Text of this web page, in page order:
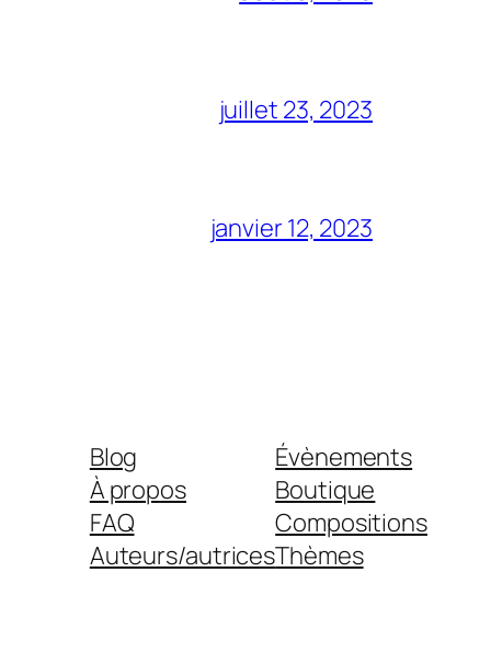
juillet 23, 2023
janvier 12, 2023
Blog
À propos
FAQ
Auteurs/autrices
Évènements
Boutique
Compositions
Thèmes